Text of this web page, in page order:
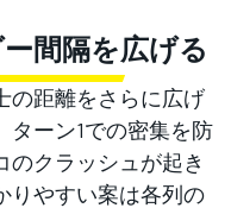
間隔を広げる
距離をさらに広げ
ターン1での密集を防
のクラッシュが起き
りやすい案は各列の